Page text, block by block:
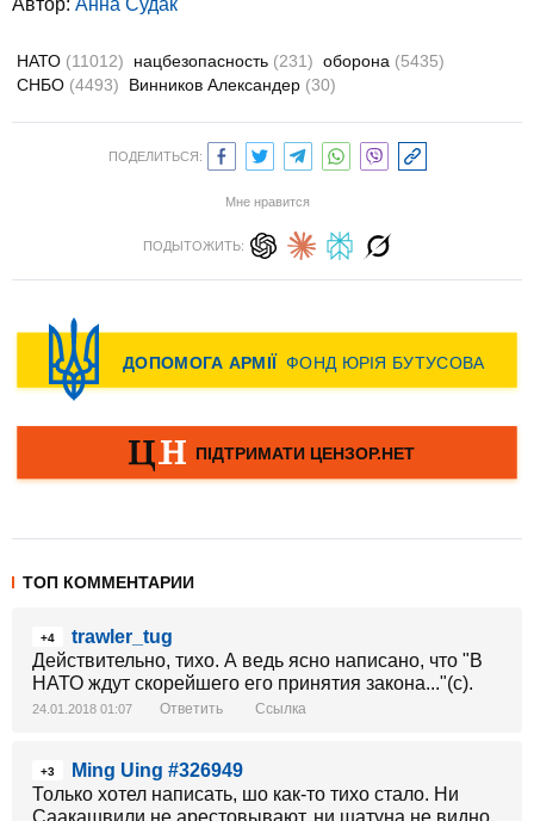
Автор: Анна Судак
НАТО (11012) нацбезопасность (231) оборона (5435)
СНБО (4493) Винников Александер (30)
ПОДЕЛИТЬСЯ:
Мне нравится
ПОДЫТОЖИТЬ:
ТОП КОММЕНТАРИИ
+4
trawler_tug
Действительно, тихо. А ведь ясно написано, что "В
НАТО ждут скорейшего его принятия закона..."(с).
24.01.2018 01:07 Ответить Ссылка
+3
Ming Uing #326949
Только хотел написать, шо как-то тихо стало. Ни
Саакашвили не арестовывают, ни шатуна не видно,